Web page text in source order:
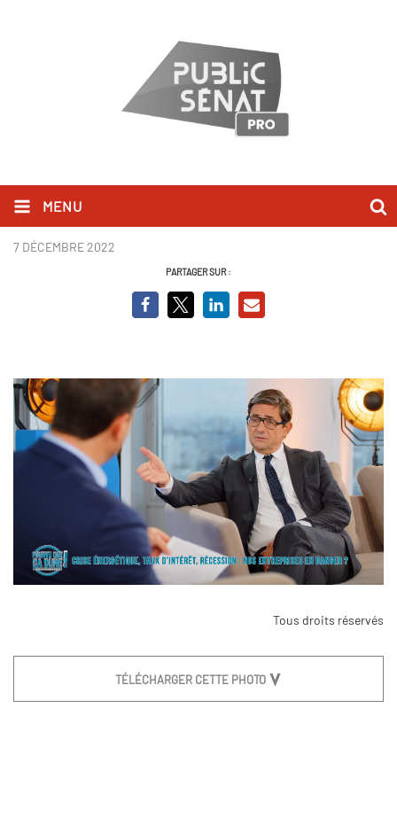
MENU
Nicolas Dufourcq - PQCD
7 DÉCEMBRE 2022
PARTAGER SUR :
Tous droits réservés
TÉLÉCHARGER CETTE PHOTO